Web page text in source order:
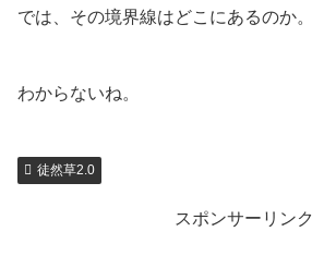
では、その境界線はどこにあるのか。
わからないね。
徒然草2.0
スポンサーリンク